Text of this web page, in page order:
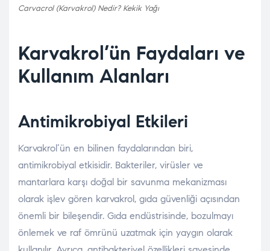
Carvacrol (Karvakrol) Nedir? Kekik Yağı
Karvakrol’ün Faydaları ve
Kullanım Alanları
Antimikrobiyal Etkileri
Karvakrol’ün en bilinen faydalarından biri,
antimikrobiyal etkisidir. Bakteriler, virüsler ve
mantarlara karşı doğal bir savunma mekanizması
olarak işlev gören karvakrol, gıda güvenliği açısından
önemli bir bileşendir. Gıda endüstrisinde, bozulmayı
önlemek ve raf ömrünü uzatmak için yaygın olarak